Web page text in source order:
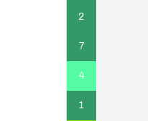
2
7
4
1